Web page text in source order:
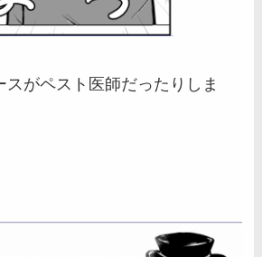
スがペスト医師だったりしま